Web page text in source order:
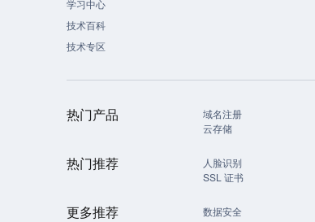
学习中心
技术百科
技术专区
热门产品 域名注册
云存储
热门推荐 人脸识别
SSL 证书
更多推荐 数据安全